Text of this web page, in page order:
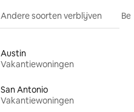
Andere soorten verblijven
Austin
Vakantiewoningen
San Antonio
Vakantiewoningen